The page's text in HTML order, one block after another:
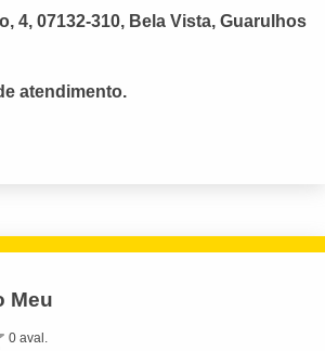
4, 07132-310, Bela Vista, Guarulhos
atendimento.
Meu
0 aval.